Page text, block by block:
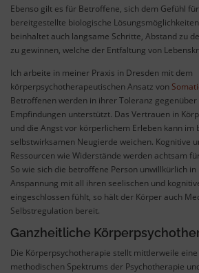
Ebenso gilt es für Betroffene, sich dem Gefühl
bereitgestellte biologische
beinhaltet auch langsame Schritte, Abstand zu
zu gewinnen, welche der Entfaltung von
Ich arbeite in meiner Praxis in Dresden mit dem
körperpsychotherapeutischen Ansatz von
Betroffenen werden in ihrer Toleranz
Empfindungen unterstützt. Das Vertrauen in
und die Angst vor körperlichem Erleben kann im
selbstwirksamen Neugierde weichen. Kognitive
Ressourcen wie Widerstände werden achtsam
So wie sich die betroffene Person unwillkürlich
Anspannung mit all ihren seelischen und
eingeschlossen fühlt, so hält der Körper auch
Selbstregulation bereit.
Ganzheitliche
Die Körperpsychotherapie stellt mittlerweile
methodischen Spektrums der Psychotherapie